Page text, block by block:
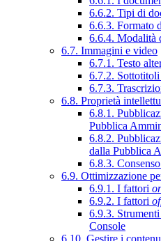
6.6.2. Tipi di
6.6.3. Formato
6.6.4. Modalità
6.7. Immagini e video
6.7.1. Testo
6.7.2.
6.7.3.
6.8. Proprietà
6.8.1.
Pubblica
6.8.2.
dalla Pubblica
6.8.3.
6.9. Ottimizzazione
6.9.1. I fattori
6.9.2. I fattori
6.9.3.
Console
6.10. Gestire i